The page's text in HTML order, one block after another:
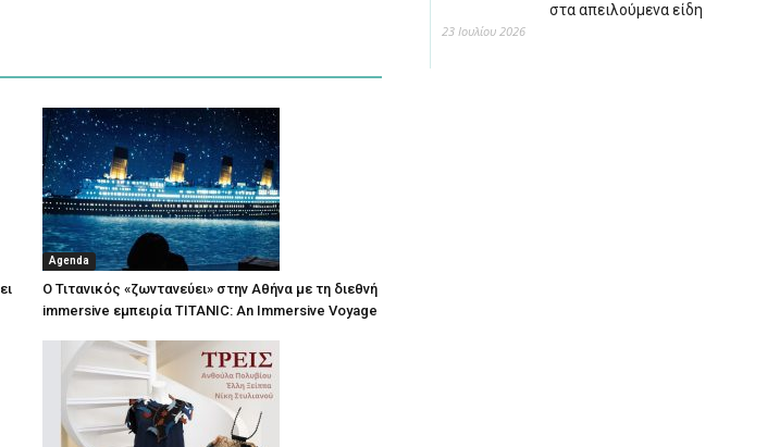
Agenda
Ο Τιτανικός «ζωντανεύει» στην Αθήνα με τη διεθνή
immersive εμπειρία TITANIC: An Immersive Voyage
στα απειλούμενα είδη
23 Ιουλίου 2026